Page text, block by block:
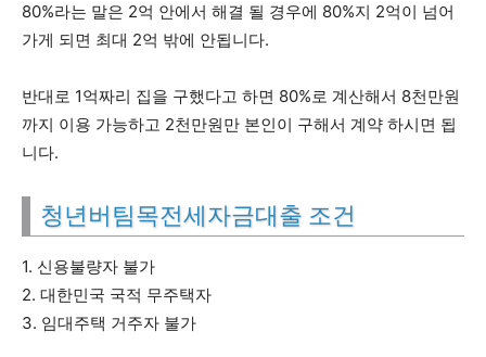
80%라는 말은 2억 안에서 해결 될 경우에 80%지 2억이 넘어
가게 되면 최대 2억 밖에 안됩니다.
반대로 1억짜리 집을 구했다고 하면 80%로 계산해서 8천만원
까지 이용 가능하고 2천만원만 본인이 구해서 계약 하시면 됩
니다.
청년버팀목전세자금대출 조건
1. 신용불량자 불가
2. 대한민국 국적 무주택자
3. 임대주택 거주자 불가